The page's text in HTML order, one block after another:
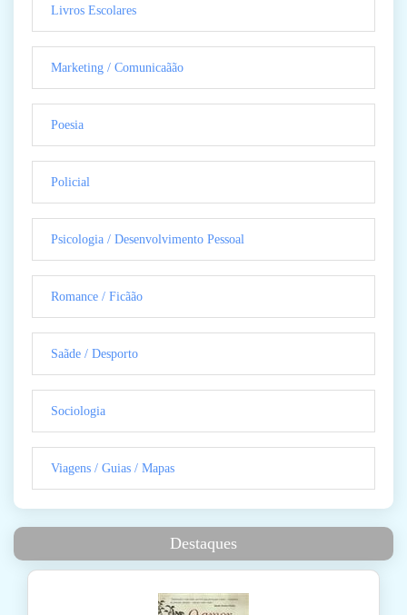
Livros Escolares
Marketing / Comunicaãão
Poesia
Policial
Psicologia / Desenvolvimento Pessoal
Romance / Ficãão
Saãde / Desporto
Sociologia
Viagens / Guias / Mapas
Destaques